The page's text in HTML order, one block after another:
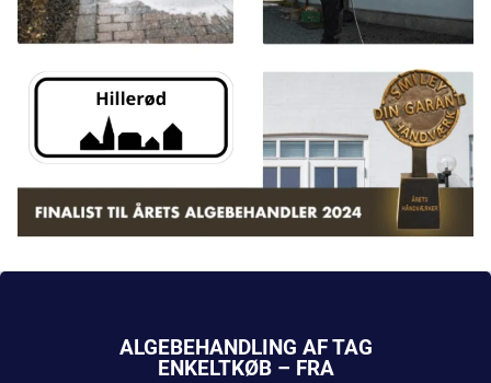
ALGEBEHANDLING AF TAG
ENKELTKØB – FRA